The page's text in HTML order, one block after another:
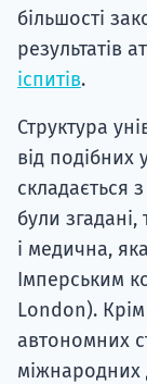
більшості
результатів
іспитів.
Структура
від подібних
складається
були
і медична,
Імперським
London).
автономних
міжнародних